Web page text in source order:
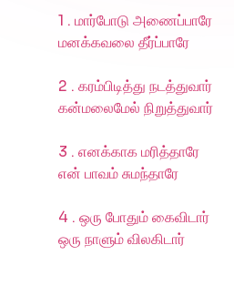
1 . மார்போடு அணைப்பாரே
மனக்கவலை தீர்ப்பாரே
2 . கரம்பிடித்து நடத்துவார்
கன்மலைமேல் நிறுத்துவார்
3 . எனக்காக மரித்தாரே
என் பாவம் சுமந்தாரே
4 . ஒரு போதும் கைவிடார்
ஒரு நாளும் விலகிடார்